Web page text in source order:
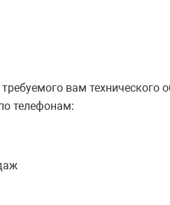
вам технического
телефонам: